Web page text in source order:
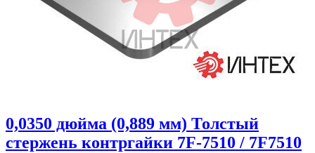
0,0350 дюйма (0,889 мм) Толстый
стержень контргайки 7F-7510 / 7F7510